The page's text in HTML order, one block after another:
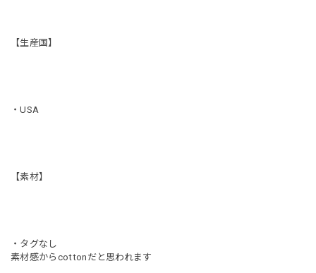
【生産国】
・USA
【素材】
・タグなし
素材感からcottonだと思われます